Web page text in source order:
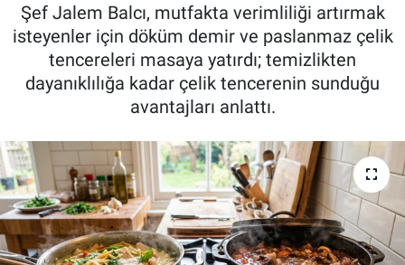
Şef Jalem Balcı, mutfakta verimliliği artırmak
isteyenler için döküm demir ve paslanmaz çelik
tencereleri masaya yatırdı; temizlikten
dayanıklılığa kadar çelik tencerenin sunduğu
avantajları anlattı.
Tüm Manşetler
Son Dakika Haberleri
Haber Arşivi